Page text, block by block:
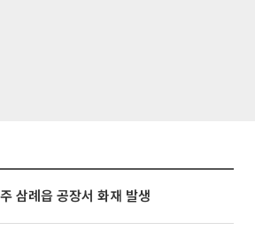
삼례읍 공장서 화재 발생